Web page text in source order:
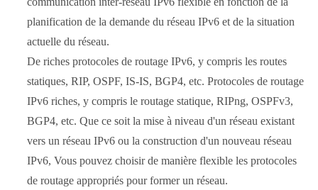
planification de la demande du réseau IPv6 et de la situation
actuelle du réseau.
De riches protocoles de routage IPv6, y compris les routes
statiques, RIP, OSPF, IS-IS, BGP4, etc. Protocoles de routage
IPv6 riches, y compris le routage statique, RIPng, OSPFv3,
BGP4, etc. Que ce soit la mise à niveau d'un réseau existant
vers un réseau IPv6 ou la construction d'un nouveau réseau
IPv6, Vous pouvez choisir de manière flexible les protocoles
de routage appropriés pour former un réseau.